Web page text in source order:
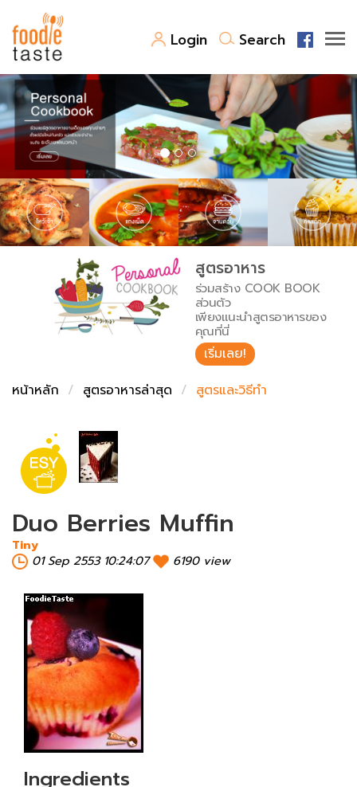
Login Search
สูตรอาหาร
สูตรอาหารล่าสุด
Top Foodie
พาไปชิม
สารพันก้นครัว
เคล็ดลับน่ารู้
เปรียบเทียบหน่วยการตวง
เปรียบเทียบอุณหภูมิ
เปรียบเทียบน้ำหนักวัตถุดิบ
FoodPedia
สร้าง Cookbook
สูตรอาหาร
ร่วมสร้าง COOK BOOK
ส่วนตัว
เพียงแนะนำสูตรอาหารของ
คุณที่นี่
เริ่มเลย!
หน้าหลัก
สูตรอาหารล่าสุด สูตรและวิธีทำ
Duo Berries Muffin
Tiny
01 Sep 2553 10:24:07
6190 view
Ingredients